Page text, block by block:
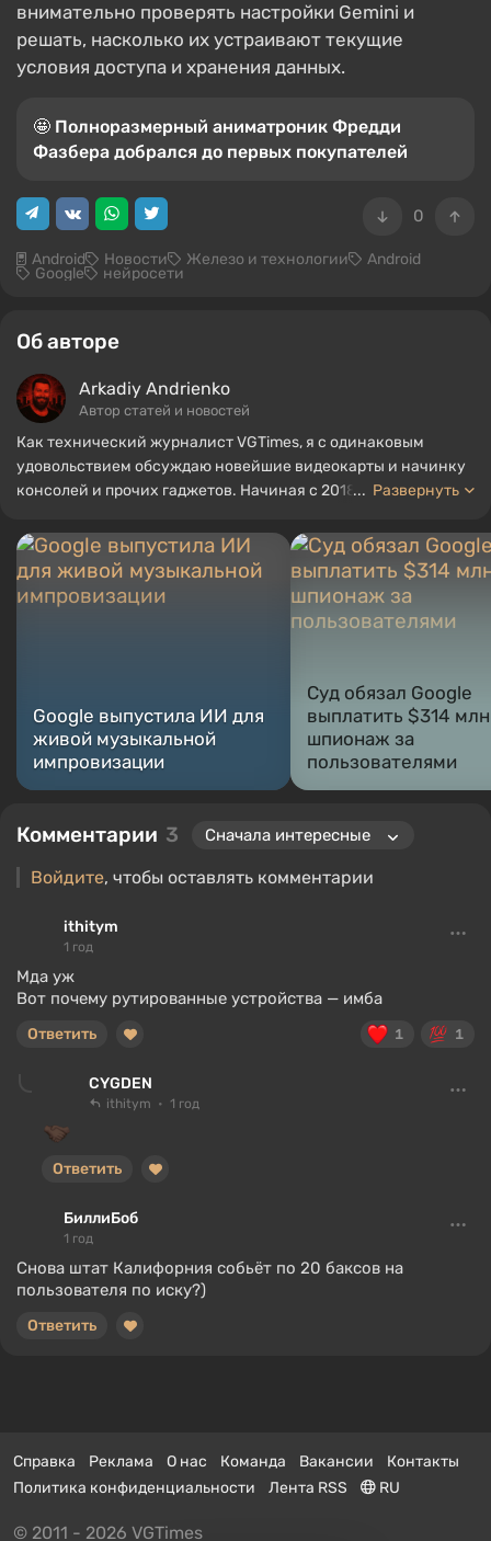
внимательно проверять настройки Gemini и
решать, насколько их устраивают текущие
условия доступа и хранения данных.
🤩 Полноразмерный аниматроник Фредди
Фазбера добрался до первых покупателей
0
Android Новости Железо и технологии Android
Google нейросети
Об авторе
Arkadiy Andrienko
Автор статей и новостей
Как технический журналист VGTimes, я с одинаковым
удовольствием обсуждаю новейшие видеокарты и начинку
консолей и прочих гаджетов. Начиная с 2018 года пишу об
звукорежиссуры позволил мне хорошо разбираться в
нюансах аудиотехнологий, а любовь к электроники
подтолкнула к изучению начинки PC, поэтому я всегда
нахожусь в поиске чего-то нового и интересного в области
... Развернуть
Google выпустила ИИ для
живой музыкальной
импровизации
Суд обязал Google
выплатить $314
шпионаж за
пользователями
Комментарии 3
Войдите, чтобы оставлять комментарии
ithitym
1 год
Мда уж
Вот почему рутированные устройства — имба
1 1
Ответить
CYGDEN
ithitym 1 год
Ответить
БиллиБоб
1 год
Снова штат Калифорния собьёт по 20 баксов на
пользователя по иску?)
Ответить
Справка Реклама О нас Команда Вакансии
Контакты
Политика конфиденциальности
Лента RSS RU
© 2011 - 2026 VGTimes